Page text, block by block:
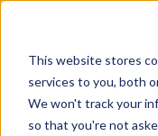
This website stores
services to you, both
We won't track your
so that you're not